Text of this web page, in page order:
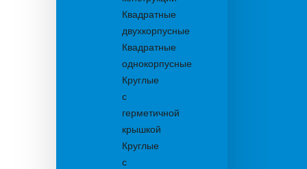
Квадратные
двухкорпусные
Квадратные
однокорпусные
Круглые
с
герметичной
крышкой
Круглые
с